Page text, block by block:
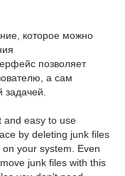
которое можно
позволяет
а сам
задачей.
and easy to use
by deleting junk files
your system. Even
junk files with this